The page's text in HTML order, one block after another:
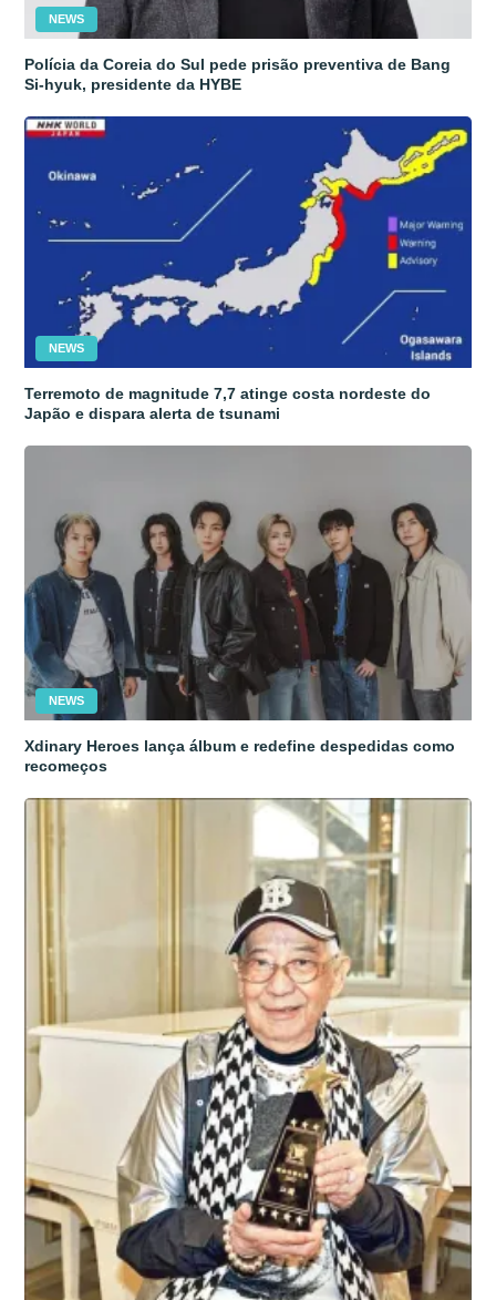
NEWS
Polícia da Coreia do Sul pede prisão preventiva de Bang
Si-hyuk, presidente da HYBE
NEWS
Terremoto de magnitude 7,7 atinge costa nordeste do
Japão e dispara alerta de tsunami
NEWS
Xdinary Heroes lança álbum e redefine despedidas como
recomeços